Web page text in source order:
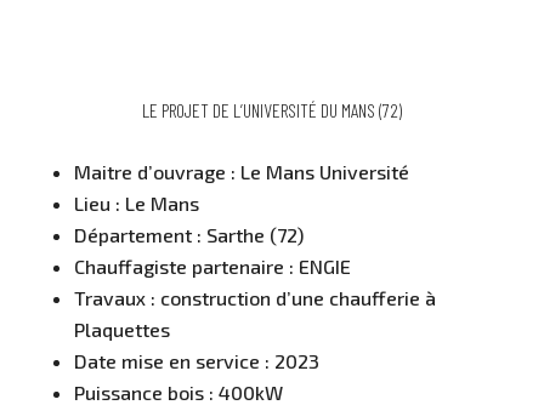
LE PROJET DE L’UNIVERSITÉ DU MANS (72)
­Maitre d’ouvrage : Le Mans Université
Lieu : Le Mans
Département : Sarthe (72)
Chauffagiste partenaire : ENGIE
Travaux : construction d’une chaufferie à
Plaquettes
Date mise en service : 2023
Puissance bois : 400kW